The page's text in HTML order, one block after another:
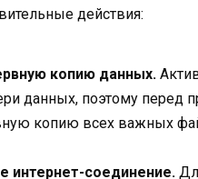
действия:
копию данных.
данных, поэтому перед
копию всех важных
интернет-соединение.